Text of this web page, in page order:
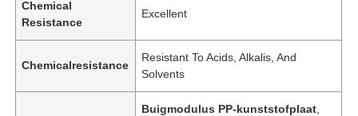
Chemical
Resistance
Excellent
Chemicalresistance
Resistant To Acids, Alkalis, And
Solvents
Buigmodulus PP-kunststofplaat